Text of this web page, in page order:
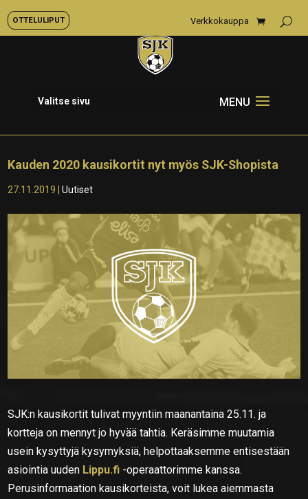
OTTELULIPUT Verkkokauppa
Valitse sivu
Kauden 2020 kausikortit nyt myös SJK-Shopista
27.11.2019 |Uutiset
SJK:n kausikortit tulivat myyntiin maanantaina 25.11. ja
kortteja on mennyt jo hyvää tahtia. Keräsimme muutamia
usein kysyttyjä kysymyksiä, helpottaaksemme entisestään
asiointia uuden Lippu.fi -operaattorimme kanssa.
Perusinformaation kausikorteista, voit lukea aiemmasta